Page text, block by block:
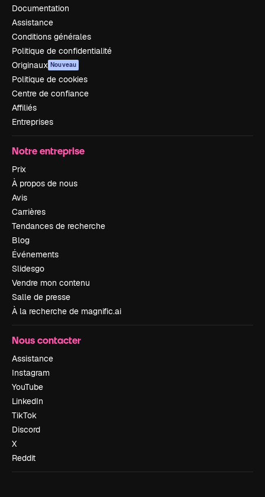
Documentation
Assistance
Conditions générales
Politique de confidentialité
Originaux Nouveau
Politique de cookies
Centre de confiance
Affiliés
Entreprises
Notre entreprise
Prix
À propos de nous
Avis
Carrières
Tendances de recherche
Blog
Événements
Slidesgo
Vendre mon contenu
Salle de presse
À la recherche de magnific.ai
Nous contacter
Assistance
Instagram
YouTube
LinkedIn
TikTok
Discord
X
Reddit